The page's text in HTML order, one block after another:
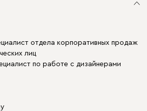
отдела корпоративных продаж
лиц
по работе с дизайнерами